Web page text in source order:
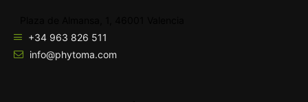
+34 963 826 511
info@phytoma.com